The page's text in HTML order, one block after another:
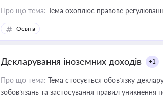
Про що тема: Тема охоплює правове регулювання
Освіта
Декларування іноземних доходів +1
Про що тема: Тема стосується обов’язку
зобов’язань та застосування правил уникнення